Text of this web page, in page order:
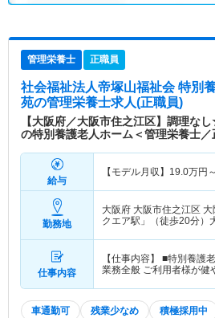
管理栄養士 正職員
社会福祉法人帝塚山福祉会 特別
苑の管理栄養士求人(正職員)
【大阪府／大阪市住之江区】調理な
の特別養護老人ホーム＜管理栄養士／
給与
【モデル月収】 19.0万円～
勤務地
大阪府 大阪市住之江区 大
クエア駅」（徒歩20分）
仕事内容
【仕事内容】 ■特別養護
業務全般 ご利用者様が
車通勤可 残業少なめ 積極採用中